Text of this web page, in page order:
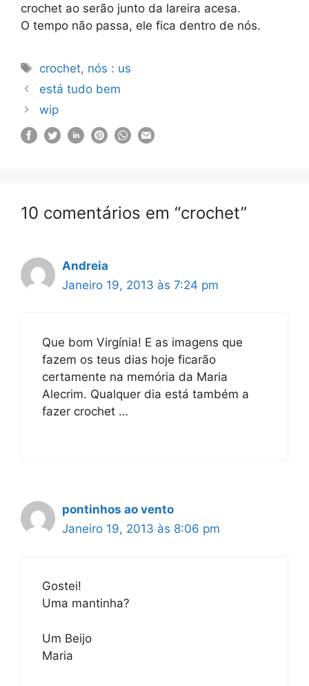
crochet ao serão junto da lareira acesa.
O tempo não passa, ele fica dentro de nós.
Etiquetas
crochet, nós : us
está tudo bem
wip
10 comentários em “crochet”
Andreia
Janeiro 19, 2013 às 7:24 pm
Que bom Virgínia! E as imagens que
fazem os teus dias hoje ficarão
certamente na memória da Maria
Alecrim. Qualquer dia está também a
fazer crochet …
pontinhos ao vento
Janeiro 19, 2013 às 8:06 pm
Gostei!
Uma mantinha?
Um Beijo
Maria